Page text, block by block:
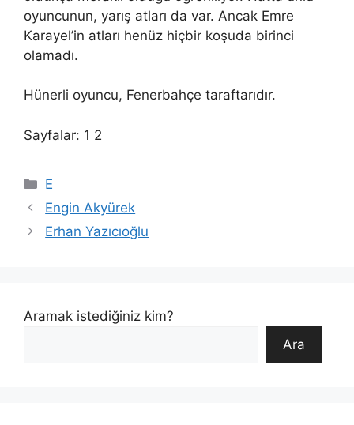
oyuncunun, yarış atları da var. Ancak Emre
Karayel’in atları henüz hiçbir koşuda birinci
olamadı.
Hünerli oyuncu, Fenerbahçe taraftarıdır.
Sayfalar: 1 2
Kategoriler
E
Engin Akyürek
Erhan Yazıcıoğlu
Aramak istediğiniz kim?
Ara